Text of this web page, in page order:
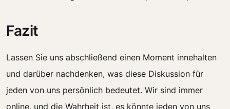
Fazit
Lassen Sie uns abschließend einen Moment innehalten
und darüber nachdenken, was diese Diskussion für
jeden von uns persönlich bedeutet. Wir sind immer
online, und die Wahrheit ist, es könnte jeden von uns